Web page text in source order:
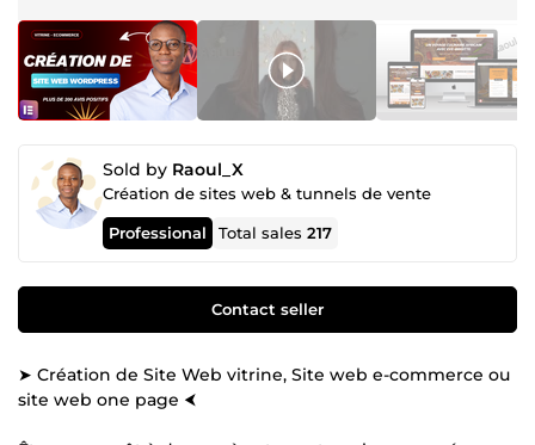
Sold by Raoul_X
Création de sites web & tunnels de vente
Professional Total sales217
Contact seller
➤ Création de Site Web vitrine, Site web e-commerce ou
site web one page ⮜